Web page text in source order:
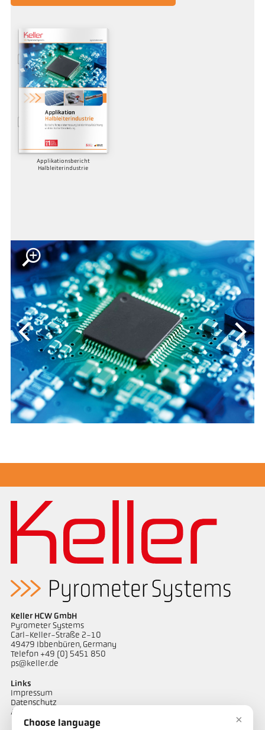
Applikationsbericht
Halbleiterindustrie
Keller HCW GmbH
Pyrometer Systems
Carl-Keller-Straße 2-10
49479 Ibbenbüren, Germany
Telefon +49 (0) 5451 850
ps@keller.de
Links
Impressum
Datenschutz
AGB
×
Choose language